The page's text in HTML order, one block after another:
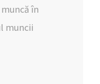
în
muncii